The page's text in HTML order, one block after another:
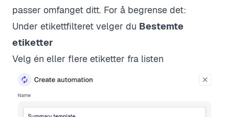
passer omfanget ditt. For å begrense det:
Under etikettfilteret velger du Bestemte
etiketter
Velg én eller flere etiketter fra listen